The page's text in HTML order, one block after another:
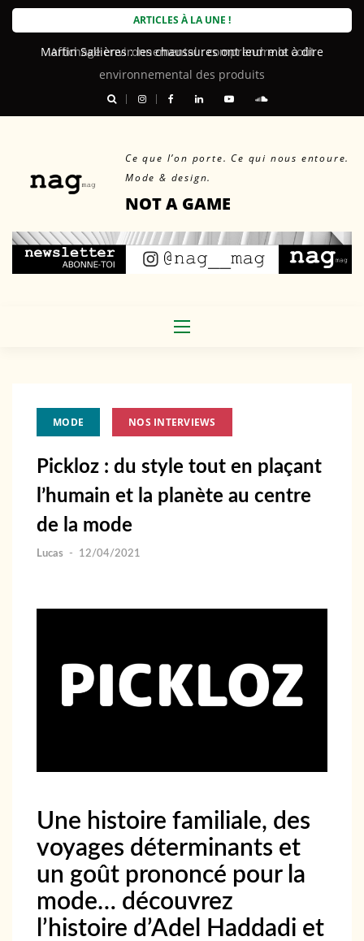
Skip
ARTICLES À LA UNE !
Martin Sallières : les chaussures ont leur mot à dire
Ce que l’on porte. Ce qui nous entoure.
Mode & design.
NOT A GAME
MODE NOS INTERVIEWS
Pickloz : du style tout en plaçant
l’humain et la planète au centre
de la mode
Lucas - 12/04/2021
Une histoire familiale, des
voyages déterminants et
un goût prononcé pour la
mode… découvrez
l’histoire d’Adel Haddadi et